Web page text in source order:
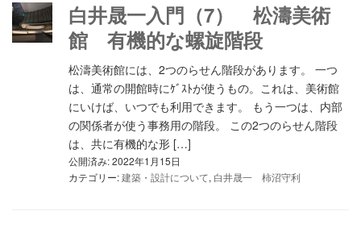
白井晟一入門（7） 松濤美術
館 有機的な螺旋階段
松濤美術館には、2つのらせん階段があります。 一つ
は、通常の開館時にｹﾞｽﾄが使うもの。これは、美術館
にいけば、いつでも利用できます。 もう一つは、内部
の関係者が使う事務用の階段。 この2つのらせん階段
は、共に有機的な形 […]
公開済み: 2022年1月15日
カテゴリー:建築・設計について, 白井晟一 柿沼守利